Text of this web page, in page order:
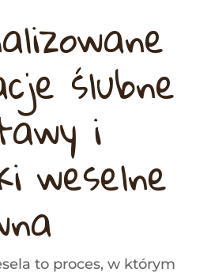
ślubne
i
weselne
to proces, w którym